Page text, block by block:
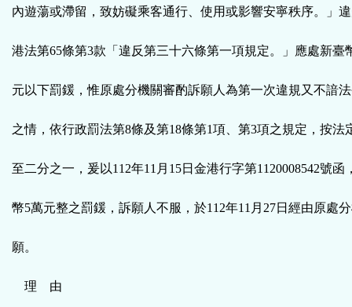
內遊蕩或滯留，致妨礙乘客通行、使用或影響安寧秩序。」
港法第65條第3款「違反第三十六條第一項規定。」應處新臺
元以下罰鍰，惟原處分機關審酌訴願人為第一次違規又不諳
之情，依行政罰法第8條及第18條第1項、第3項之規定，按法
至二分之一，爰以112年11月15日金港行字第1120008542號函
幣5萬元整之罰鍰，訴願人不服，於112年11月27日經由原處
願。
理 由